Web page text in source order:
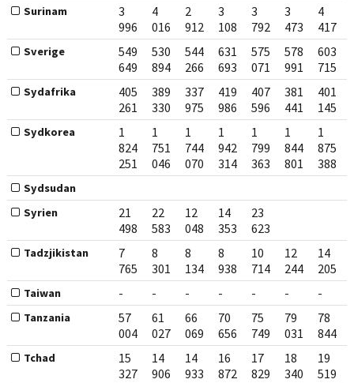
Surinam
3
996
4
016
2
912
3
108
3
792
3
473
4
417
Sverige
549
649
530
894
544
266
631
693
575
071
578
991
603
715
Sydafrika
405
261
389
330
337
975
419
986
407
596
381
441
401
145
Sydkorea
1
824
251
1
751
046
1
744
070
1
942
314
1
799
363
1
844
801
1
875
388
Sydsudan
Syrien
21
498
22
583
12
048
14
353
23
623
Tadzjikistan
7
765
8
301
8
134
8
938
10
714
12
244
14
205
Taiwan - - - - - - -
Tanzania
57
004
61
027
66
069
70
656
75
749
79
031
78
844
Tchad
15
327
14
906
14
933
16
872
17
829
18
340
19
519